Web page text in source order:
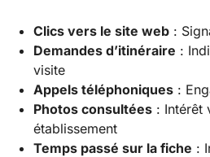
Clics vers le site web:
Demandes d’itinéraire :
visite
Appels téléphoniques:
Photos consultées: Intérêt
établissement
Temps passé sur la fiche :